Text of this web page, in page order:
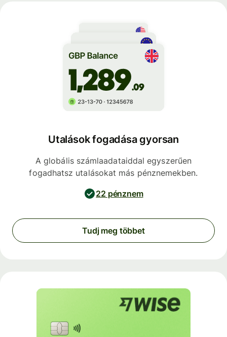
Utalások fogadása gyorsan
A globális számlaadataiddal egyszerűen
fogadhatsz utalásokat más pénznemekben.
22 pénznem
Tudj meg többet